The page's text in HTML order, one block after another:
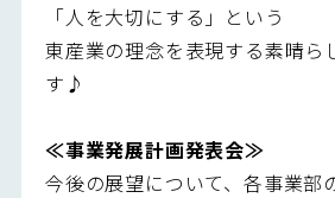
「人を大切にする」という
東産業の理念を表現する素晴ら
す♪
≪事業発展計画発表会≫
今後の展望について、各事業部